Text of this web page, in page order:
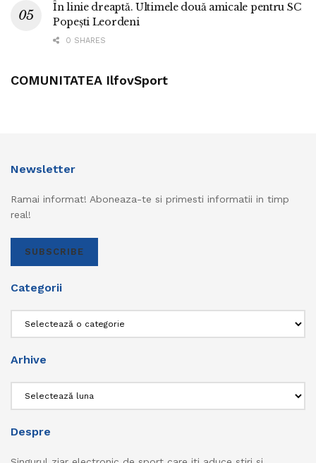
În linie dreaptă. Ultimele două amicale pentru SC
Popești Leordeni
0 SHARES
COMUNITATEA IlfovSport
Newsletter
Ramai informat! Aboneaza-te si primesti informatii in timp
real!
SUBSCRIBE
Categorii
Arhive
Despre